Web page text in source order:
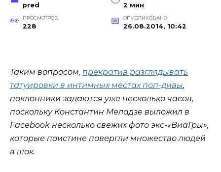
pred 2 мин
ПРОСМОТРОВ
228
ОПУБЛИКОВАНО
26.08.2014, 10:42
Таким вопросом, прекратив разглядывать
татуировки в интимных местах поп-дивы,
поклонники задаются уже несколько часов,
поскольку Константин Меладзе выложил в
Facebook несколько свежих фото экс-«ВиаГры»,
которые поистине повергли множество людей
в шок.